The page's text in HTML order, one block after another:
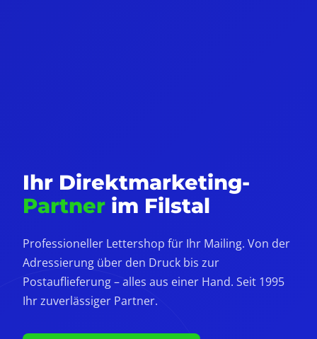
Ihr Direktmarketing-
Partner im Filstal
Professioneller Lettershop für Ihr Mailing. Von der
Adressierung über den Druck bis zur
Postauflieferung – alles aus einer Hand. Seit 1995
Ihr zuverlässiger Partner.